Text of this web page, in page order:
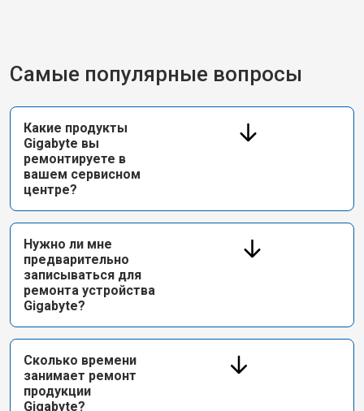
Самые популярные вопросы
Какие продукты
Gigabyte вы
ремонтируете в
вашем сервисном
центре?
Нужно ли мне
предварительно
записываться для
ремонта устройства
Gigabyte?
Сколько времени
занимает ремонт
продукции
Gigabyte?